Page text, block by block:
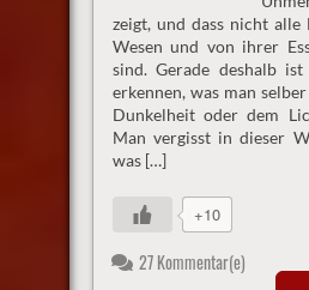
zeigt, und dass nicht alle
Wesen und von ihrer
sind. Gerade deshalb
erkennen, was man
Dunkelheit oder dem
Man vergisst in dieser
was […]
+10
27 Kommentar(e)